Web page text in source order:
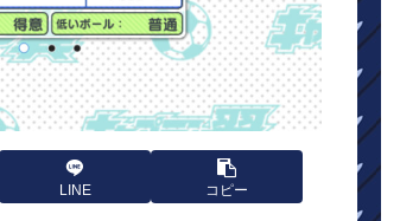
LINE コピー